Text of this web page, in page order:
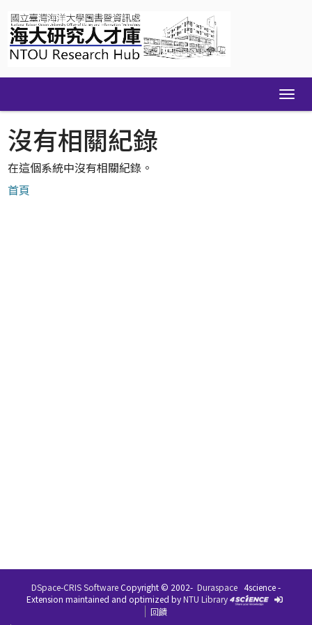
navigation
沒有相關紀錄
在這個系統中沒有相關紀錄。
首頁
DSpace-CRIS SoftwareCopyright © 2002- Duraspace 4science -
Extension maintained and optimized byNTU Library
回饋